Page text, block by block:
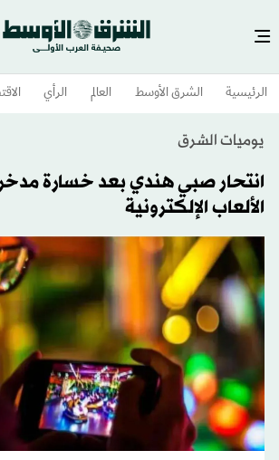
الرئيسية الشرق الأوسط​ العالم الرأي
يوميات الشرق
انتحار صبي هندي بعد خسارة
الألعاب الإلكترونية